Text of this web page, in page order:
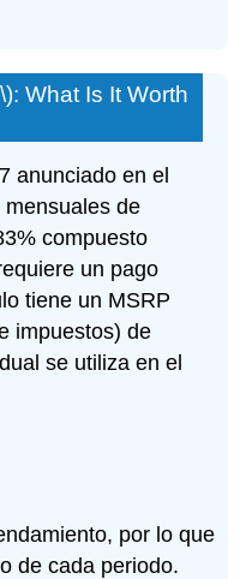
: What Is It Worth
anunciado en el
de
compuesto
un pago
tiene un MSRP
impuestos) de
se utiliza en el
por lo que
de cada periodo.